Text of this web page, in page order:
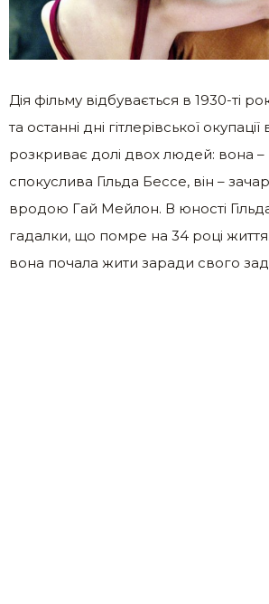
Дія фільму відбувається в 1930-ті
та останні дні гітлeрівської
розкриває долі двох людей: вона –
спокуслива Гільда Бессе, він –
вродою Гай Мейлон. В юності Гільда
гадалки, що помре на 34 році
вона почала жити заради свого